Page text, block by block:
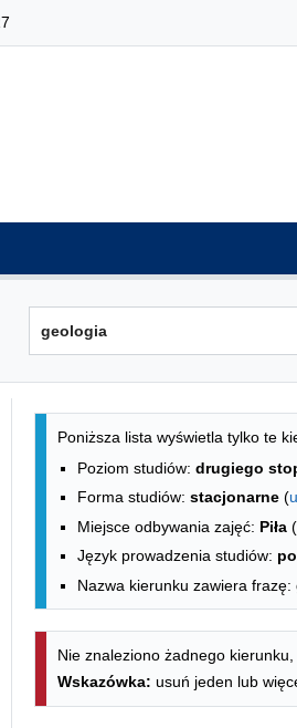
studiów
Lista kierunków -
Poniższa lista wyświetla tylko te
Poziom studiów: drugiego
Forma studiów: stacjonarne (
Miejsce odbywania zajęć: Piła (
Język prowadzenia studiów:
Nazwa kierunku zawiera frazę:
Nie znaleziono żadnego kierunku,
Wskazówka: usuń jeden lub